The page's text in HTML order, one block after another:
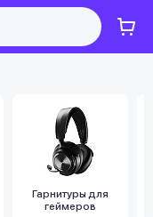
Гарнитуры для
геймеров